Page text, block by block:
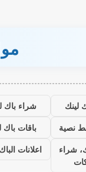
لينك
شراء باك
نصية
باقات باك
شراء
اعلانات